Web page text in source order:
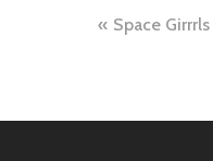
Space